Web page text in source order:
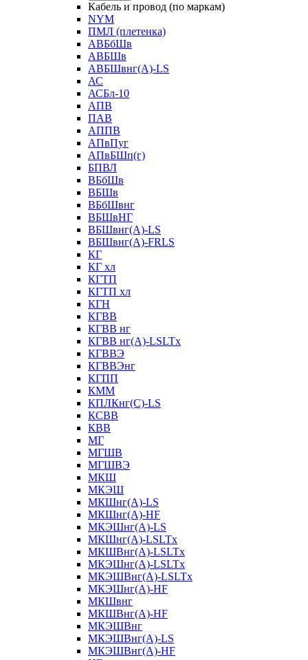
Кабель и провод (по маркам)
NYM
ПМЛ (плетенка)
АВБбШв
АВБШв
АВБШвнг(А)-LS
АС
АСБл-10
АПВ
ПАВ
АППВ
АПвПуг
АПвБШп(г)
БПВЛ
ВБбШв
ВБШв
ВБбШвнг
ВБШвНГ
ВБШвнг(А)-LS
ВБШвнг(А)-FRLS
КГ
КГ хл
КГТП
КГТП хл
КГН
КГВВ
КГВВ нг
КГВВ нг(А)-LSLTx
КГВВЭ
КГВВЭнг
КГПП
КММ
КПЛКнг(C)-LS
КСВВ
КВВ
МГ
МГШВ
МГШВЭ
МКШ
МКЭШ
МКШнг(А)-LS
МКШнг(А)-HF
МКЭШнг(А)-LS
МКШнг(А)-LSLTx
МКШВнг(A)-LSLTx
МКЭШнг(А)-LSLTx
МКЭШВнг(A)-LSLTx
МКЭШнг(А)-HF
МКШвнг
МКШВнг(А)-HF
МКЭШВнг
МКЭШВнг(А)-LS
МКЭШВнг(А)-HF